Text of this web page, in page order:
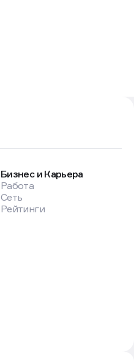
Бизнес и Карьера
Работа
Сеть
Рейтинги